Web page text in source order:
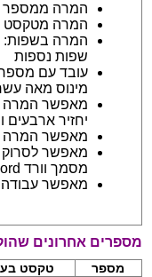
המרה ממספר
המרה מטקסט
שפות נספות
מינוס מאה
יחזיר
מאפשר המרה
מאפשר לסרוק
מסמך וורד Word או גליון נתוני אקסל Excel
מאפשר עבודה
מספרים אחרונים
מספר טקסט